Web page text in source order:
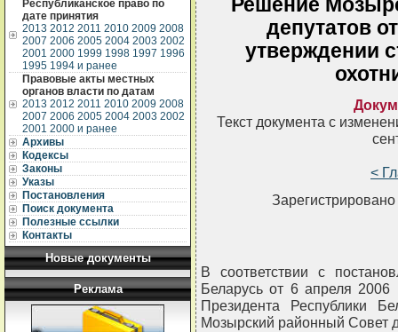
Республиканское право по
дате принятия
2013 2012 2011 2010 2009 2008
2007 2006 2005 2004 2003 2002
2001 2000 1999 1998 1997 1996
1995 1994 и ранее
Правовые акты местных
органов власти по датам
2013 2012 2011 2010 2009 2008
2007 2006 2005 2004 2003 2002
2001 2000 и ранее
Архивы
Кодексы
Законы
Указы
Постановления
Поиск документа
Полезные ссылки
Контакты
Новые документы
Реклама
Решение
депутатов
утверждении
Текст документа с
<
В соответствии с
Беларусь от 6 апреля
Президента Республики
Мозырский районный Совет